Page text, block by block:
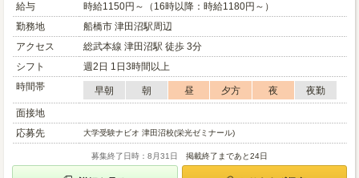
給与
時給1150円～（16時以降：時給1180円～）
勤務地
船橋市 津田沼駅周辺
アクセス
総武本線 津田沼駅 徒歩 3分
シフト
週2日 1日3時間以上
時間帯
早朝 朝 昼 夕方 夜
夜勤
面接地
応募先
大学受験ナビオ 津田沼校(栄光ゼミナール)
募集終了日時：8月31日 掲載終了まであと24日